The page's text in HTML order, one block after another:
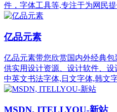
件，字体工具等,专注于为网民
亿品元素
亿品元素带您欣赏国内外经典
供实用设计资源、设计软件、
中英文书法字体,日文字体,韩文
MSDN, ITELLYOU-新站